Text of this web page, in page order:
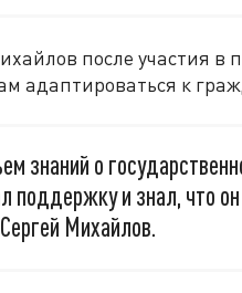
после участия в
адаптироваться к
знаний о
поддержку и знал, что
Михайлов.